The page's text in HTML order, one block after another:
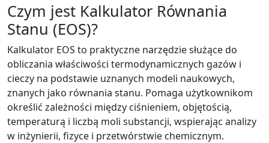
Czym jest Kalkulator Równania
Stanu (EOS)?
Kalkulator EOS to praktyczne narzędzie służące do
obliczania właściwości termodynamicznych gazów i
cieczy na podstawie uznanych modeli naukowych,
znanych jako równania stanu. Pomaga użytkownikom
określić zależności między ciśnieniem, objętością,
temperaturą i liczbą moli substancji, wspierając analizy
w inżynierii, fizyce i przetwórstwie chemicznym.